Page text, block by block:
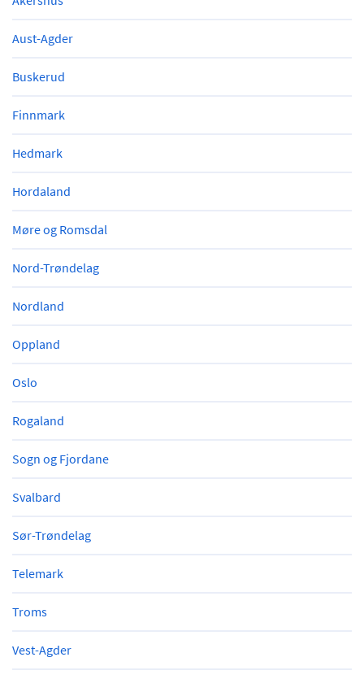
Aust-Agder
Buskerud
Finnmark
Hedmark
Hordaland
Møre og Romsdal
Nord-Trøndelag
Nordland
Oppland
Oslo
Rogaland
Sogn og Fjordane
Svalbard
Sør-Trøndelag
Telemark
Troms
Vest-Agder